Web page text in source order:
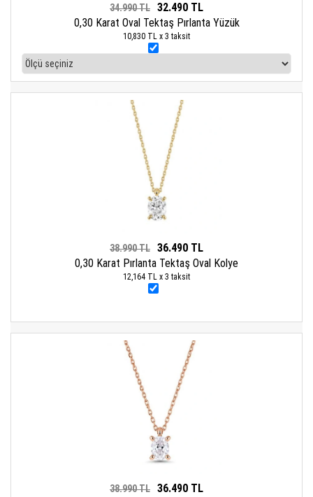
34.990 TL
32.490 TL
0,30 Karat Oval Tektaş Pırlanta Yüzük
10,830 TL x 3 taksit
38.990 TL
36.490 TL
0,30 Karat Pırlanta Tektaş Oval Kolye
12,164 TL x 3 taksit
38.990 TL 36.490 TL